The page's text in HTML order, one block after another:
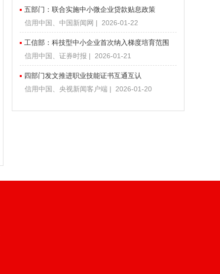
五部门：联合实施中小微企业贷款贴息政策
信用中国、中国新闻网 | 2026-01-22
工信部：科技型中小企业首次纳入梯度培育范围
信用中国、证券时报 | 2026-01-21
四部门发文推进职业技能证书互通互认
信用中国、央视新闻客户端 | 2026-01-20